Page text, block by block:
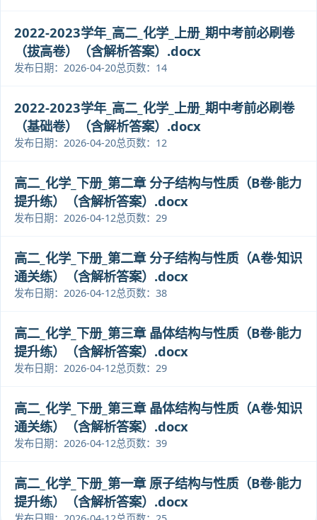
2022-2023学年_高二_化学_上册_期中考前必刷卷
（拔高卷）（含解析答案）.docx
发布日期：2026-04-20总页数：14
2022-2023学年_高二_化学_上册_期中考前必刷卷
（基础卷）（含解析答案）.docx
发布日期：2026-04-20总页数：12
高二_化学_下册_第二章 分子结构与性质（B卷·能力
提升练）（含解析答案）.docx
发布日期：2026-04-12总页数：29
高二_化学_下册_第二章 分子结构与性质（A卷·知识
通关练）（含解析答案）.docx
发布日期：2026-04-12总页数：38
高二_化学_下册_第三章 晶体结构与性质（B卷·能力
提升练）（含解析答案）.docx
发布日期：2026-04-12总页数：29
高二_化学_下册_第三章 晶体结构与性质（A卷·知识
通关练）（含解析答案）.docx
发布日期：2026-04-12总页数：39
高二_化学_下册_第一章 原子结构与性质（B卷·能力
提升练）（含解析答案）.docx